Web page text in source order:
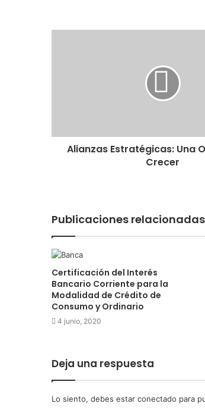
Alianzas Estratégicas: Una
Crecer
Publicaciones relacionadas
Certificación del Interés
Bancario Corriente para la
Modalidad de Crédito de
Consumo y Ordinario
4 junio, 2020
Deja una respuesta
Lo siento, debes estar conectado para